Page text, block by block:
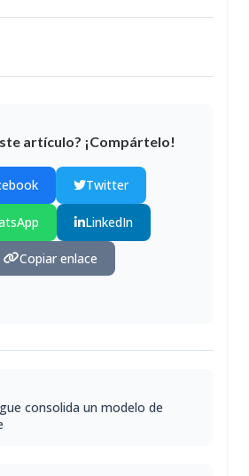
artículo? ¡Compártelo!
Twitter
LinkedIn
Copiar enlace
consolida un modelo de